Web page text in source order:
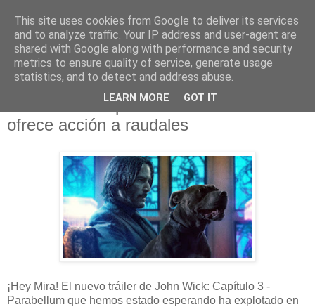
John Wick: Capítulo 3 - Parabellum
ofrece acción a raudales
¡Hey Mira! El nuevo tráiler de John Wick: Capítulo 3 -
Parabellum que hemos estado esperando ha explotado en
This site uses cookies from Google to deliver its services
and to analyze traffic. Your IP address and user-agent are
shared with Google along with performance and security
metrics to ensure quality of service, generate usage
statistics, and to detect and address abuse.
LEARN MORE GOT IT